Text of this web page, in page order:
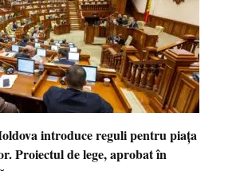
introduce reguli pentru piața
Proiectul de lege, aprobat în